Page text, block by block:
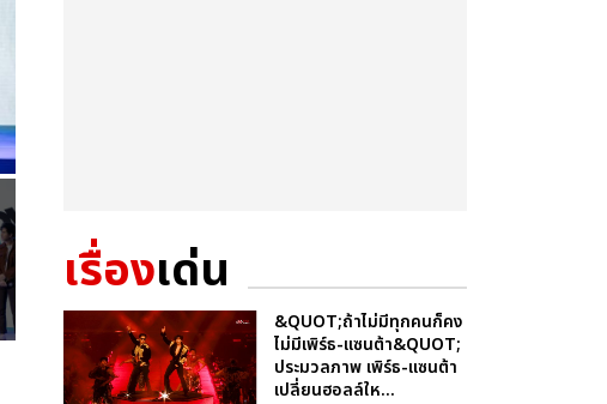
เรื่องเด่น
&QUOT;ถ้าไม่มีทุกคนก็คง
ไม่มีเพิร์ธ-แซนต้า&QUOT;
ประมวลภาพ เพิร์ธ-แซนต้า
เปลี่ยนฮอลล์ให...